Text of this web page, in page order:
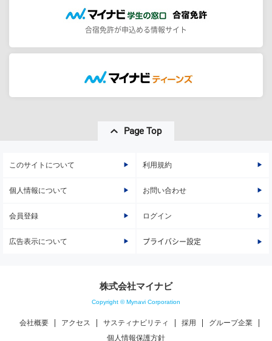
合宿免許が申込める情報サイト
Page Top
このサイトについて 利用規約
個人情報について お問い合わせ
会員登録 ログイン
広告表示について プライバシー設定
株式会社マイナビ
Copyright © Mynavi Corporation
会社概要 アクセス サスティナビリティ 採用
グループ企業
個人情報保護方針